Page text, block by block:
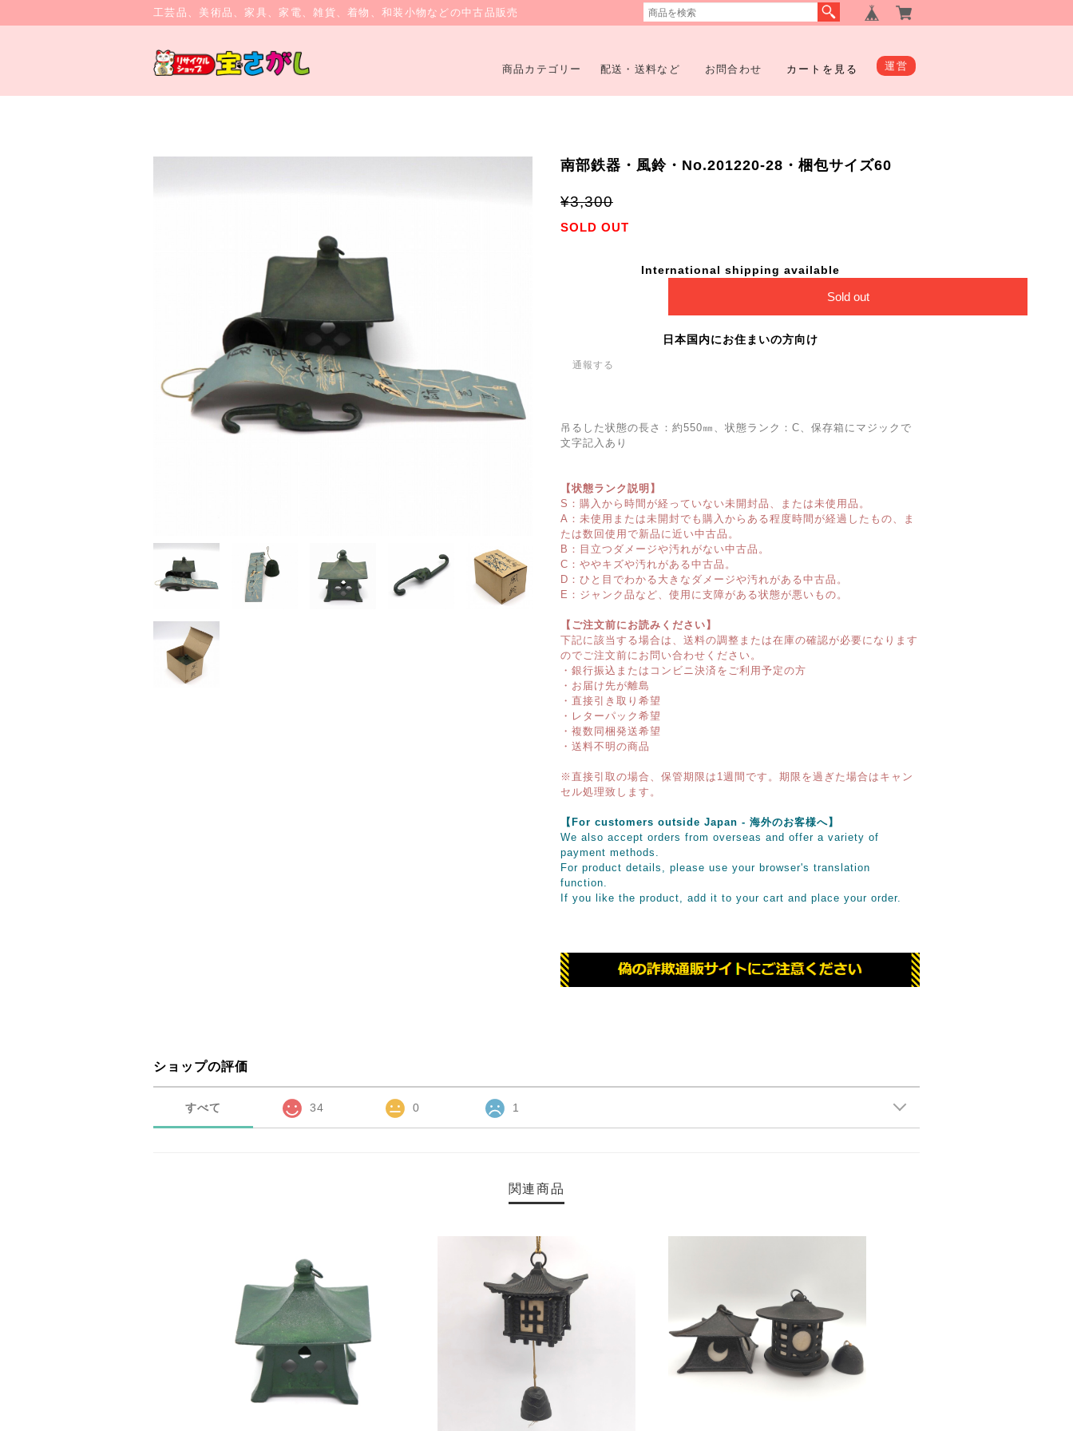
工芸品、美術品、家具、家電、雑貨、着物、和装小物などの中古品販売
商品カテゴリー 配送・送料など お問合わせ カートを見る 運営
南部鉄器・風鈴・No.201220-28・梱包サイズ60
¥3,300
SOLD OUT
International shipping available
Sold out
日本国内にお住まいの方向け
通報する
吊るした状態の長さ：約550㎜、状態ランク：C、保存箱にマジックで
文字記入あり
【状態ランク説明】
S：購入から時間が経っていない未開封品、または未使用品。
A：未使用または未開封でも購入からある程度時間が経過したもの、ま
たは数回使用で新品に近い中古品。
B：目立つダメージや汚れがない中古品。
C：ややキズや汚れがある中古品。
D：ひと目でわかる大きなダメージや汚れがある中古品。
E：ジャンク品など、使用に支障がある状態が悪いもの。
【ご注文前にお読みください】
下記に該当する場合は、送料の調整または在庫の確認が必要になります
のでご注文前にお問い合わせください。
・銀行振込またはコンビニ決済をご利用予定の方
・お届け先が離島
・直接引き取り希望
・レターパック希望
・複数同梱発送希望
・送料不明の商品
※直接引取の場合、保管期限は1週間です。期限を過ぎた場合はキャン
セル処理致します。
【For customers outside Japan - 海外のお客様へ】
We also accept orders from overseas and offer a variety of
payment methods.
For product details, please use your browser's translation
function.
If you like the product, add it to your cart and place your order.
ショップの評価
すべて 34 0 1
関連商品